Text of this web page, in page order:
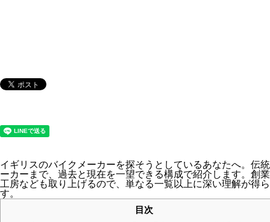
イギリスのバイクメーカーを探そうとしているあなたへ。伝
ーカーまで、過去と現在を一望できる構成で紹介します。創
工房なども取り上げるので、単なる一覧以上に深い理解が得
す。
目次